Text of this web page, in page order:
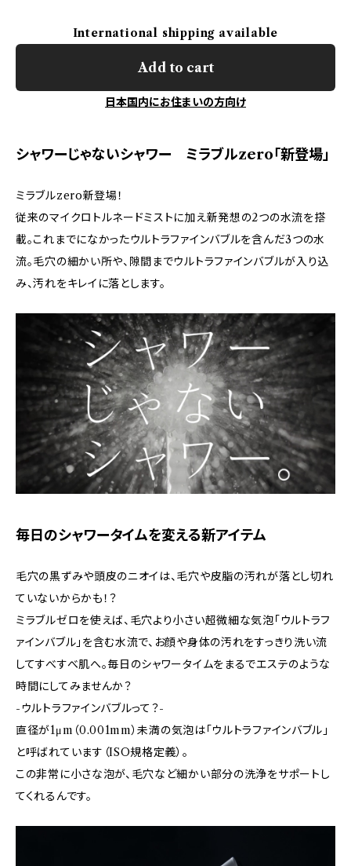
International shipping available
Add to cart
日本国内にお住まいの方向け
シャワーじゃないシャワー ミラブルzero「新登場」
ミラブルzero新登場！
従来のマイクロトルネードミストに加え新発想の2つの水流を搭
載。これまでになかったウルトラファインバブルを含んだ3つの水
流。毛穴の細かい所や、隙間までウルトラファインバブルが入り込
み、汚れをキレイに落とします。
毎日のシャワータイムを変える新アイテム
毛穴の黒ずみや頭皮のニオイは、毛穴や皮脂の汚れが落とし切れ
ていないからかも！？
ミラブルゼロを使えば、毛穴より小さい超微細な気泡「ウルトラフ
ァインバブル」を含む水流で、お顔や身体の汚れをすっきり洗い流
してすべすべ肌へ。毎日のシャワータイムをまるでエステのような
時間にしてみませんか？
-ウルトラファインバブルって？-
直径が1μm（0.001mm）未満の気泡は「ウルトラファインバブル」
と呼ばれています（ISO規格定義）。
この非常に小さな泡が、毛穴など細かい部分の洗浄をサポートし
てくれるんです。